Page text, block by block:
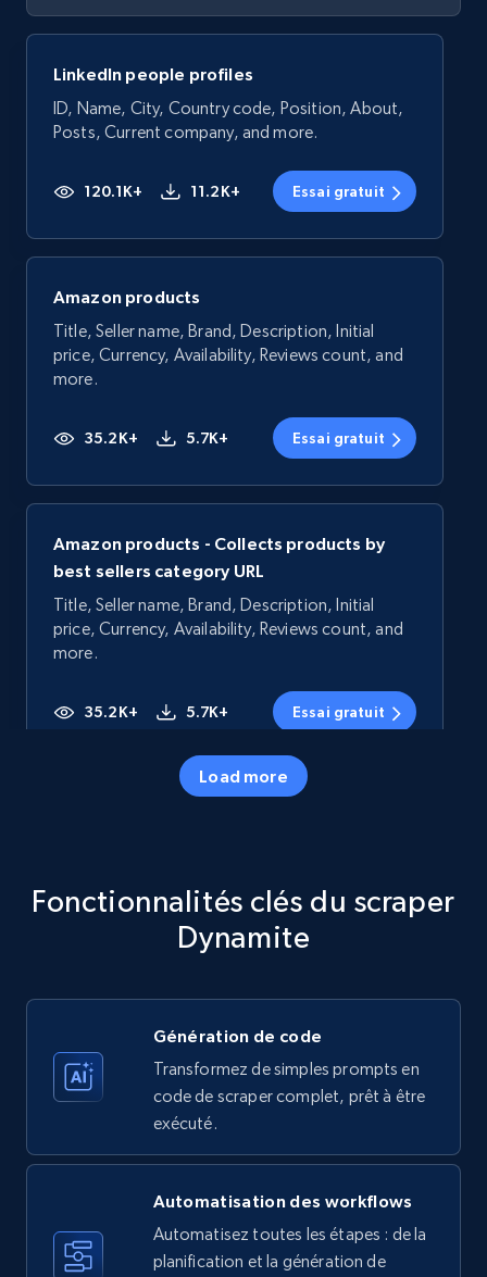
LinkedIn people profiles
ID, Name, City, Country code, Position, About,
Posts, Current company, and more.
120.1K+ 11.2K+ Essai gratuit
Amazon products
Title, Seller name, Brand, Description, Initial
price, Currency, Availability, Reviews count, and
more.
35.2K+ 5.7K+ Essai gratuit
Amazon products - Collects products by
best sellers category URL
Title, Seller name, Brand, Description, Initial
price, Currency, Availability, Reviews count, and
more.
35.2K+ 5.7K+ Essai gratuit
price, Currency, Availability, Reviews count, and
Amazon products - Collects products by
specific keywords
Title, Seller name, Brand, Description, Initial
35.2K+ 5.7K+ Essai gratuit
Load more
Fonctionnalités clés du scraper
Dynamite
Génération de code
Transformez de simples prompts en
code de scraper complet, prêt à être
exécuté.
Automatisation des workflows
Automatisez toutes les étapes : de la
planification et la génération de